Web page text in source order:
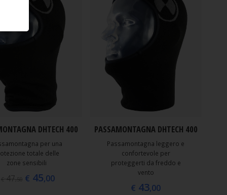
DHTECH 400
per una
totale delle
zone sensibili
€ 45,00
PASSAMONTAGNA DHTECH 400
Passamontagna leggero e
confortevole per
proteggerti da freddo e
vento
€ 43,00